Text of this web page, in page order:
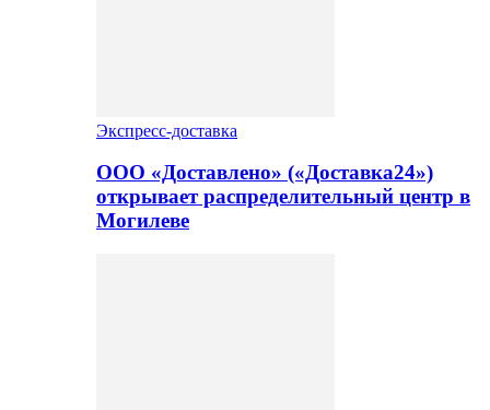
Экспресс-доставка
ООО «Доставлено» («Доставка24»)
открывает распределительный центр в
Могилеве